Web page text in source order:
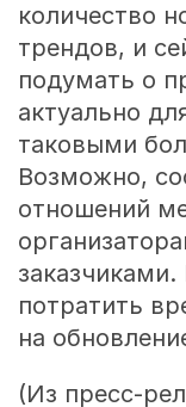
количество
трендов, и
подумать о
актуально
таковыми
Возможно,
отношений
потратить
на
(Из пресс-